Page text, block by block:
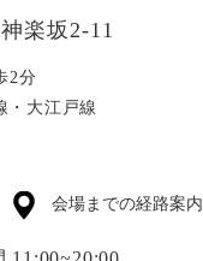
楽坂2-11
2分
・大江戸線
会場までの経路案内